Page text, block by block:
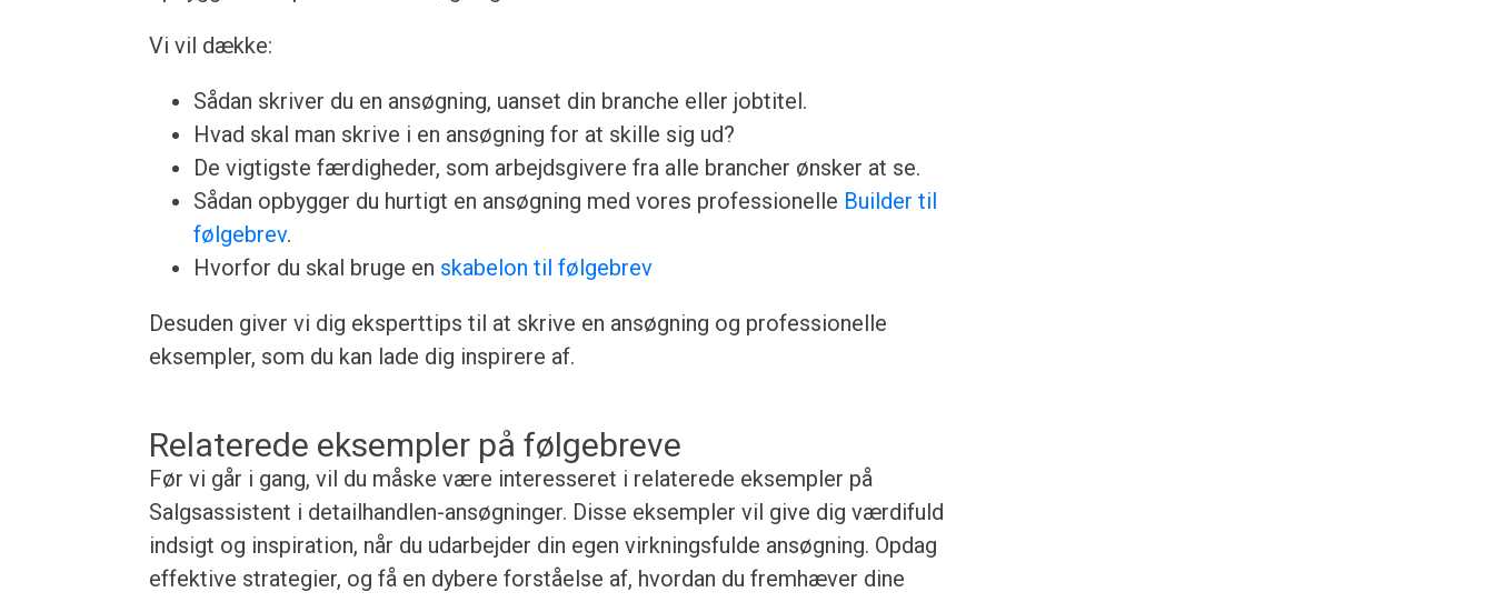
Vi vil dække:
Sådan skriver du en ansøgning, uanset din branche eller jobtitel.
Hvad skal man skrive i en ansøgning for at skille sig ud?
De vigtigste færdigheder, som arbejdsgivere fra alle brancher ønsker at se.
Sådan opbygger du hurtigt en ansøgning med vores professionelle Builder til
følgebrev.
Hvorfor du skal bruge en skabelon til følgebrev
Desuden giver vi dig eksperttips til at skrive en ansøgning og professionelle
eksempler, som du kan lade dig inspirere af.
Relaterede eksempler på følgebreve
Før vi går i gang, vil du måske være interesseret i relaterede eksempler på
Salgsassistent i detailhandlen-ansøgninger. Disse eksempler vil give dig værdifuld
indsigt og inspiration, når du udarbejder din egen virkningsfulde ansøgning. Opdag
effektive strategier, og få en dybere forståelse af, hvordan du fremhæver dine